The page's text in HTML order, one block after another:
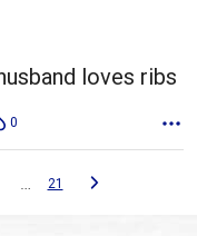
loves ribs
0
… 21